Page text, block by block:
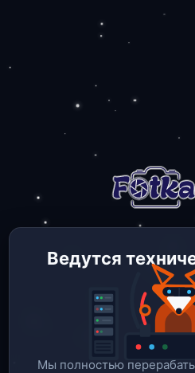
Ведутся
Мы полностью